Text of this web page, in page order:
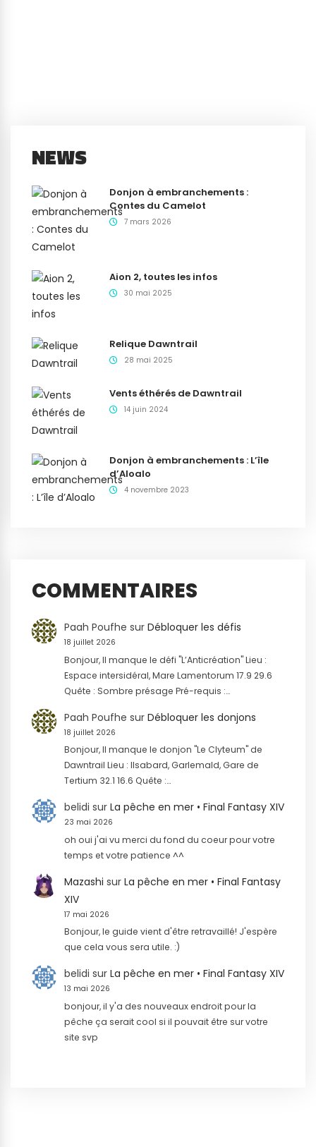
NEWS
Donjon à embranchements :
Contes du Camelot
7 mars 2026
Aion 2, toutes les infos
30 mai 2025
Relique Dawntrail
28 mai 2025
Vents éthérés de Dawntrail
14 juin 2024
Donjon à embranchements : L’île
d’Aloalo
4 novembre 2023
COMMENTAIRES
Paah Poufhe sur Débloquer les défis
18 juillet 2026
Bonjour, Il manque le défi "L’Anticréation" Lieu :
Espace intersidéral, Mare Lamentorum 17.9 29.6
Quête : Sombre présage Pré-requis :…
Paah Poufhe sur Débloquer les donjons
18 juillet 2026
Bonjour, Il manque le donjon "Le Clyteum" de
Dawntrail Lieu : Ilsabard, Garlemald, Gare de
Tertium 32.1 16.6 Quête :…
belidi sur La pêche en mer • Final Fantasy XIV
23 mai 2026
oh oui j'ai vu merci du fond du coeur pour votre
temps et votre patience ^^
Mazashi sur La pêche en mer • Final Fantasy
XIV
17 mai 2026
Bonjour, le guide vient d'être retravaillé! J'espère
que cela vous sera utile. :)
belidi sur La pêche en mer • Final Fantasy XIV
13 mai 2026
bonjour, il y'a des nouveaux endroit pour la
pêche ça serait cool si il pouvait être sur votre
site svp